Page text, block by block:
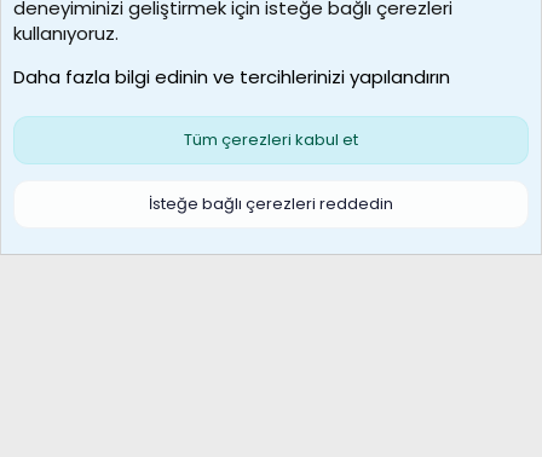
MosesBrownHayranı
Son üye
Çerezler
S
deneyiminizi geliştirmek için isteğe bağlı çerezleri
kullanıyoruz.
Daha fazla bilgi edinin ve tercihlerinizi yapılandırın
Tüm çerezleri kabul et
İsteğe bağlı çerezleri reddedin